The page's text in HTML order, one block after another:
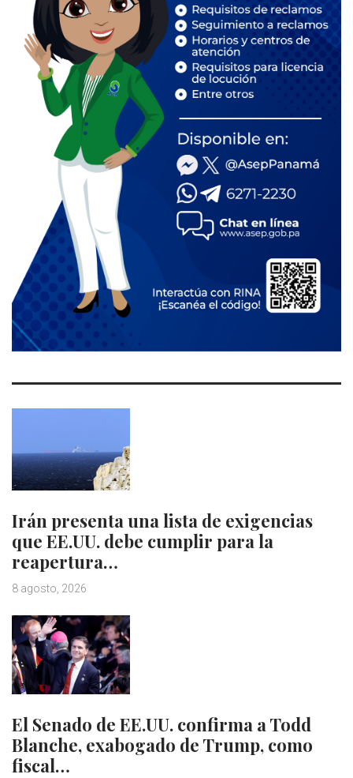
Irán presenta una lista de exigencias
que EE.UU. debe cumplir para la
reapertura…
8 agosto, 2026
El Senado de EE.UU. confirma a Todd
Blanche, exabogado de Trump, como
fiscal…